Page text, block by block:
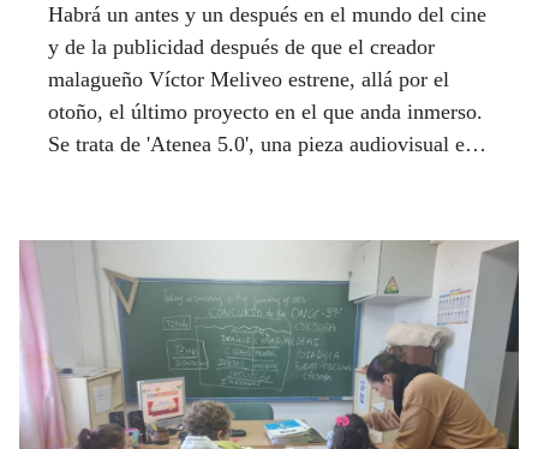
Habrá un antes y un después en el mundo del cine
y de la publicidad después de que el creador
malagueño Víctor Meliveo estrene, allá por el
otoño, el último proyecto en el que anda inmerso.
Se trata de 'Atenea 5.0', una pieza audiovisual en
ya famosa y revolucionaria técnica Virtual
Production), así como la programación de IAs
(Inteligencias artificiales) dedicadas a la asistencia
en rodajes a los directores y productores de la
industria de cine y televisión.